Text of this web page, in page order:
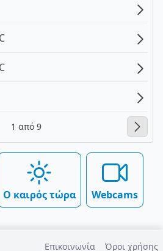
1 από 9
Ο καιρός τώρα Webcams
Επικοινωνία Όροι χρήσης